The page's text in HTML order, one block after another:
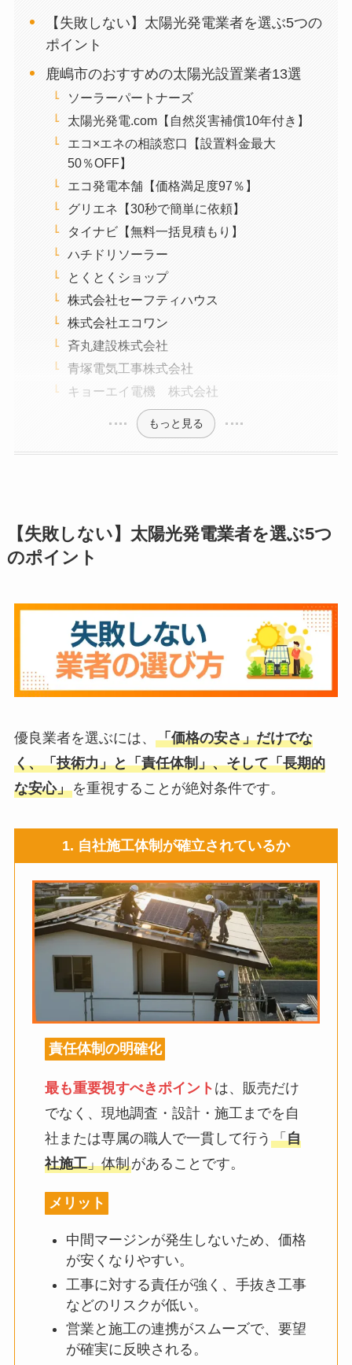
【失敗しない】太陽光発電業者を選ぶ5つの
ポイント
鹿嶋市のおすすめの太陽光設置業者13選
ソーラーパートナーズ
太陽光発電.com【自然災害補償10年付き】
エコ×エネの相談窓口【設置料金最大
50％OFF】
エコ発電本舗【価格満足度97％】
グリエネ【30秒で簡単に依頼】
タイナビ【無料一括見積もり】
ハチドリソーラー
とくとくショップ
株式会社セーフティハウス
株式会社エコワン
斉丸建設株式会社
青塚電気工事株式会社
キョーエイ電機 株式会社
もっと見る
【失敗しない】太陽光発電業者を選ぶ5つ
のポイント
優良業者を選ぶには、 「価格の安さ」だけでな
く、「技術力」と「責任体制」、そして「長期的
な安心」を重視することが絶対条件です。
1. 自社施工体制が確立されているか
責任体制の明確化
最も重要視すべきポイント は、販売だけ
でなく、現地調査・設計・施工までを自
社または専属の職人で一貫して行う「自
社施工」体制があることです。
メリット
中間マージンが発生しないため、価格
が安くなりやすい。
工事に対する責任が強く、手抜き工事
などのリスクが低い。
営業と施工の連携がスムーズで、要望
が確実に反映される。